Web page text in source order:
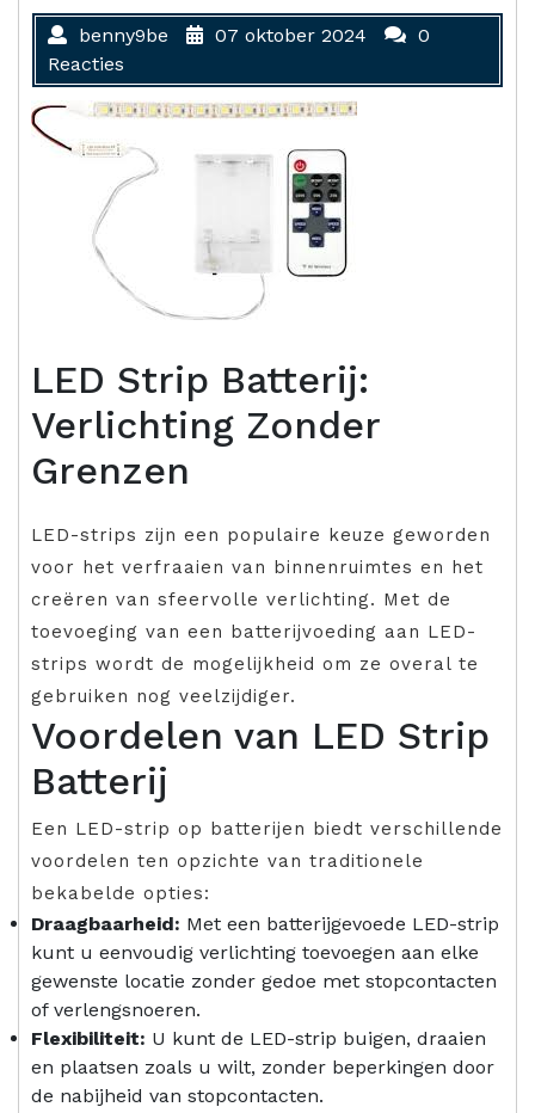
benny9be 07 oktober 2024
0
Reacties
LED Strip Batterij:
Verlichting Zonder
Grenzen
LED-strips zijn een populaire keuze geworden
voor het verfraaien van binnenruimtes en het
creëren van sfeervolle verlichting. Met de
toevoeging van een batterijvoeding aan LED-
strips wordt de mogelijkheid om ze overal te
gebruiken nog veelzijdiger.
Voordelen van LED Strip
Batterij
Een LED-strip op batterijen biedt verschillende
voordelen ten opzichte van traditionele
bekabelde opties:
Draagbaarheid: Met een batterijgevoede LED-strip
kunt u eenvoudig verlichting toevoegen aan elke
gewenste locatie zonder gedoe met stopcontacten
of verlengsnoeren.
Flexibiliteit: U kunt de LED-strip buigen, draaien
en plaatsen zoals u wilt, zonder beperkingen door
de nabijheid van stopcontacten.